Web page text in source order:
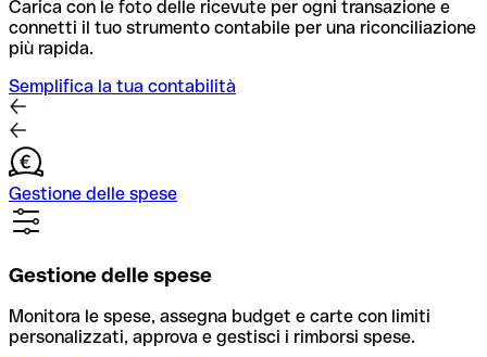
Carica con le foto delle ricevute per ogni transazione e
connetti il tuo strumento contabile per una riconciliazione
più rapida.
Semplifica la tua contabilità
Gestione delle spese
Gestione delle spese
Monitora le spese, assegna budget e carte con limiti
personalizzati, approva e gestisci i rimborsi spese.